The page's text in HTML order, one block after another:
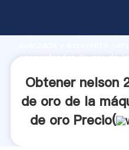
capacidad de
concentrador de oro de
los clientes.
Obtener nelson
de oro de la
de oro Precio(